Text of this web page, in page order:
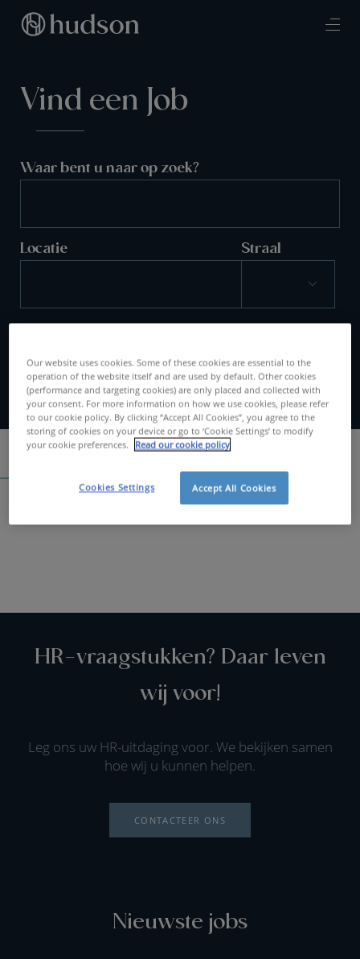
Vind een Job
Waar bent u naar op zoek?
Locatie Straal
ZOEKEN
Spontaan solliciteren
HR-vraagstukken? Daar leven
wij voor!
Leg ons uw HR-uitdaging voor. We bekijken samen
hoe wij u kunnen helpen.
CONTACTEER ONS
Nieuwste jobs
Our website uses cookies. Some of these cookies are essential to the
operation of the website itself and are used by default. Other cookies
(performance and targeting cookies) are only placed and collected with
your consent. For more information on how we use cookies, please refer
to our cookie policy. By clicking “Accept All Cookies”, you agree to the
storing of cookies on your device or go to ‘Cookie Settings’ to modify
your cookie preferences.
Read our cookie policy
Accept All Cookies
Cookies Settings